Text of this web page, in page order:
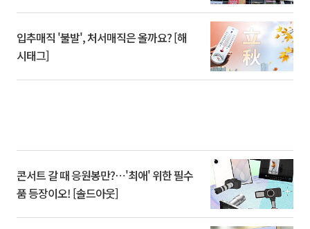
입추매직 '불발', 처서매직은 올까요? [해
시태그]
콘서트 갈 때 응원봉만?⋯'최애' 위한 필수
품 등장이오! [솔드아웃]